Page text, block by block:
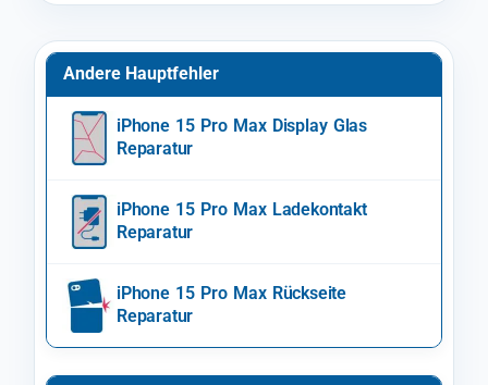
Andere Hauptfehler
iPhone 15 Pro Max Display Glas
Reparatur
iPhone 15 Pro Max Ladekontakt
Reparatur
iPhone 15 Pro Max Rückseite
Reparatur